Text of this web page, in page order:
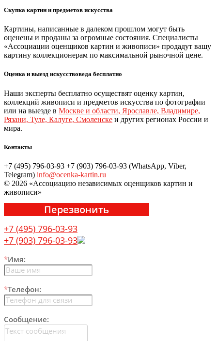
Скупка картин и предметов искусства
Картины, написанные в далеком прошлом могут быть
оценены и проданы за огромные состояния. Специалисты
«Ассоциации оценщиков картин и живописи» продадут вашу
картину коллекционерам по максимальной рыночной цене.
Оценка и выезд искусствоведа бесплатно
Наши эксперты бесплатно осуществят оценку картин,
коллекций живописи и предметов искусства по фотографии
или на выезде в Москве и области, Ярославле, Владимире,
Рязани, Туле, Калуге, Смоленске и других регионах России и
мира.
Контакты
+7 (495) 796-03-93 +7 (903) 796-03-93 (WhatsApp, Viber,
Telegram) info@ocenka-kartin.ru
© 2026 «Ассоциацию независимых оценщиков картин и
живописи»
Перезвонить
+7 (495) 796-03-93
+7 (903) 796-03-93
*Имя:
*Телефон:
Сообщение: